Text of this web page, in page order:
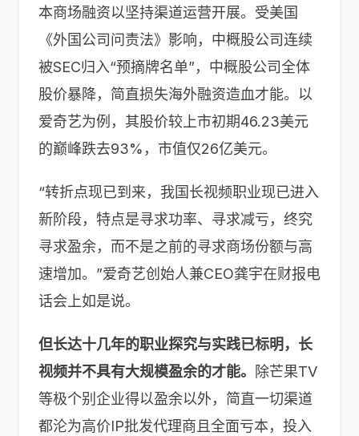
本商场融资以坚持渠道运营开展。受美国
《外国公司问责法》影响，中概股公司连续
被SEC归入“预摘牌名单”，中概股公司全体
股价暴降，简直损失海外融资造血才能。以
爱奇艺为例，其股价较上市初期46.23美元
的巅峰跌去93%，市值仅26亿美元。
“转折点现已到来，我国长视频职业现已进入
新阶段，特点是寻求功率、寻求减亏，终究
寻求盈余，而不是之前的寻求商场份额与高
速增加。”爱奇艺创始人兼CEO龚宇在财报电
话会上如是说。
但长达十几年的职业探究与实践已标明，长
视频并不具有大规模盈余的才能。
除芒果TV
等极个别企业得以盈余以外，简直一切渠道
都沦为高价IP批发代理商且全面亏本，投入